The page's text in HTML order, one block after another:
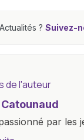
? Suivez-
de l'auteur
par les